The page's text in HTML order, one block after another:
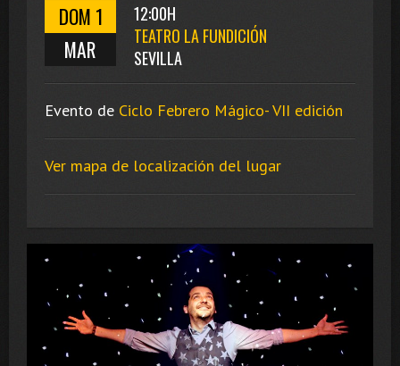
DOM 1
MAR
12:00H
TEATRO LA FUNDICIÓN
SEVILLA
Evento de Ciclo Febrero Mágico- VII edición
Ver mapa de localización del lugar